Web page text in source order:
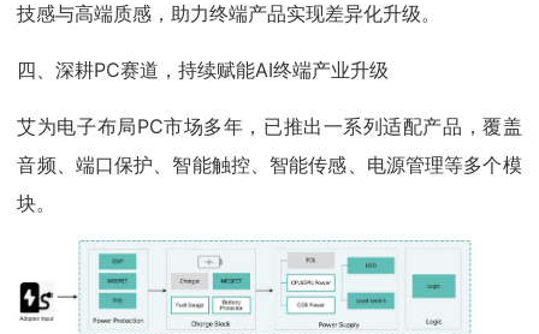
技感与高端质感，助力终端产品实现差异化升级。
四、深耕PC赛道，持续赋能AI终端产业升级
艾为电子布局PC市场多年，已推出一系列适配产品，覆盖
音频、端口保护、智能触控、智能传感、电源管理等多个模
块。